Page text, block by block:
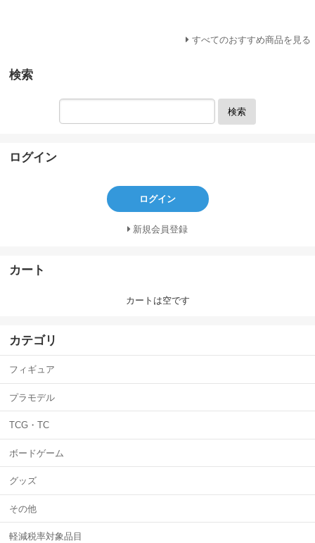
すべてのおすすめ商品を見る
検索
検索
ログイン
ログイン
新規会員登録
カート
カートは空です
カテゴリ
フィギュア
プラモデル
TCG・TC
ボードゲーム
グッズ
その他
軽減税率対象品目